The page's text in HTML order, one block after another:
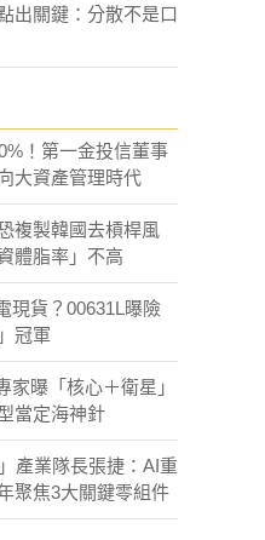
出關鍵：分散不是口
！第一金投信董事
大資產管理時代
複製韓國去槓桿風
體脂率」不高
現貨？00631L曝險
冠軍
家曝「核心＋衛星」
當定海神針
產業隊長張捷：AI重
聚焦3大關鍵零組件